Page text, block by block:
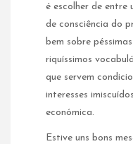
é escolher de
de consciência do
bem sobre
riquíssimos
que servem
interesses
económica.
Estive uns bons